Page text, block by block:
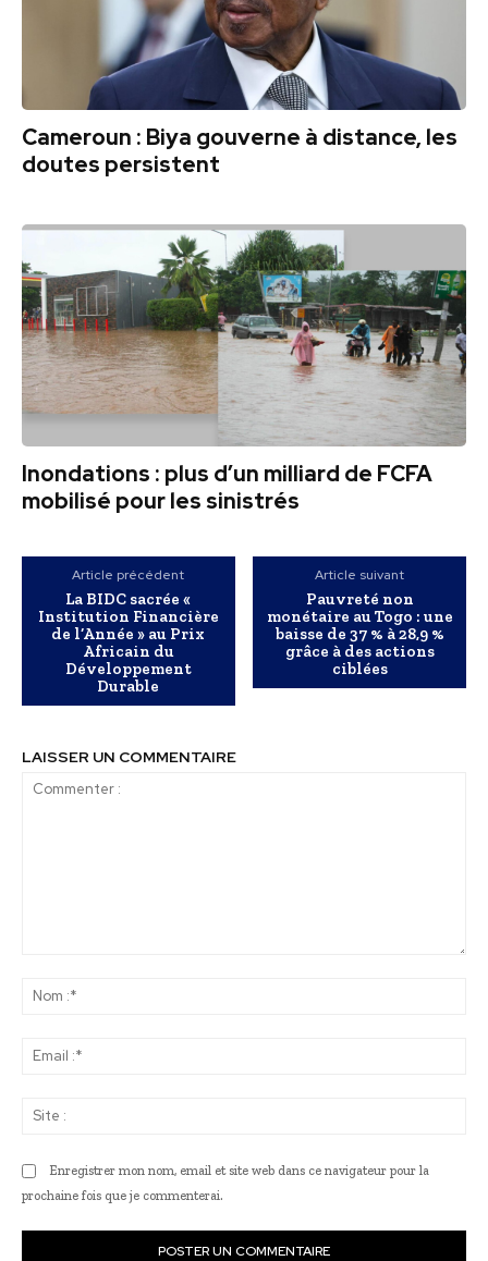
Cameroun : Biya gouverne à distance, les
doutes persistent
Inondations : plus d’un milliard de FCFA
mobilisé pour les sinistrés
Article précédent
La BIDC sacrée «
Institution Financière
de l’Année » au Prix
Africain du
Développement
Durable
Article suivant
Pauvreté non
monétaire au Togo : une
baisse de 37 % à 28,9 %
grâce à des actions
ciblées
LAISSER UN COMMENTAIRE
Enregistrer mon nom, email et site web dans ce navigateur pour la
prochaine fois que je commenterai.